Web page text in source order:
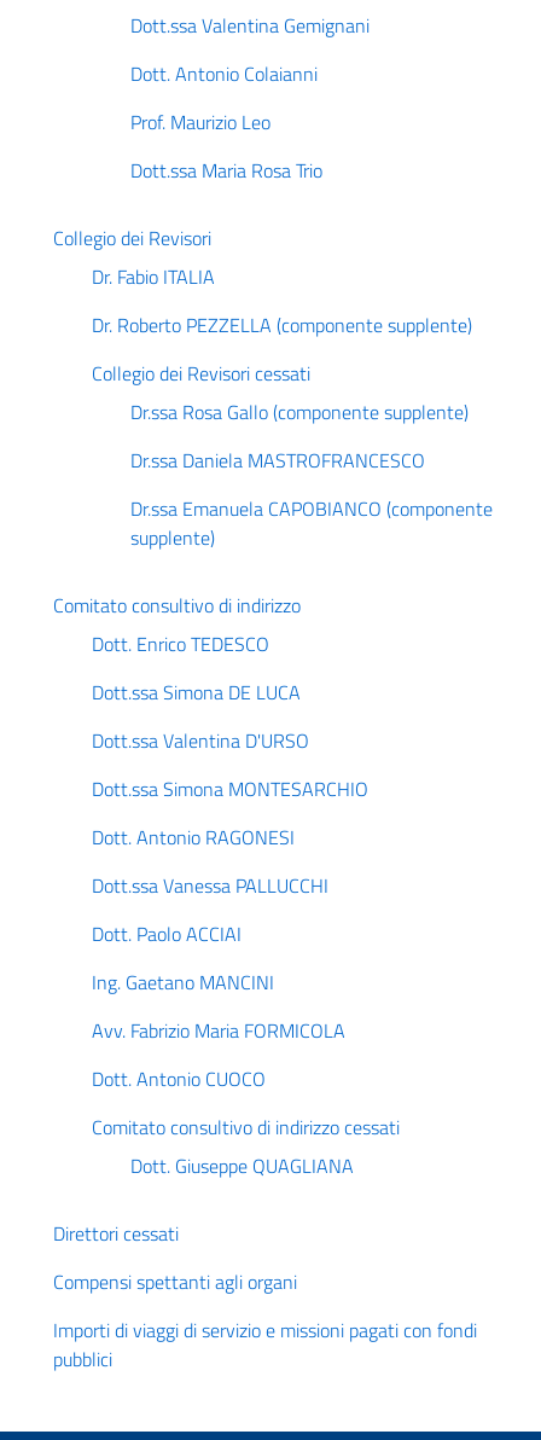
Dott.ssa Valentina Gemignani
Dott. Antonio Colaianni
Prof. Maurizio Leo
Dott.ssa Maria Rosa Trio
Collegio dei Revisori
Dr. Fabio ITALIA
Dr. Roberto PEZZELLA (componente supplente)
Collegio dei Revisori cessati
Dr.ssa Rosa Gallo (componente supplente)
Dr.ssa Daniela MASTROFRANCESCO
Dr.ssa Emanuela CAPOBIANCO (componente
supplente)
Comitato consultivo di indirizzo
Dott. Enrico TEDESCO
Dott.ssa Simona DE LUCA
Dott.ssa Valentina D'URSO
Dott.ssa Simona MONTESARCHIO
Dott. Antonio RAGONESI
Dott.ssa Vanessa PALLUCCHI
Dott. Paolo ACCIAI
Ing. Gaetano MANCINI
Avv. Fabrizio Maria FORMICOLA
Dott. Antonio CUOCO
Comitato consultivo di indirizzo cessati
Dott. Giuseppe QUAGLIANA
Direttori cessati
Compensi spettanti agli organi
Importi di viaggi di servizio e missioni pagati con fondi
pubblici